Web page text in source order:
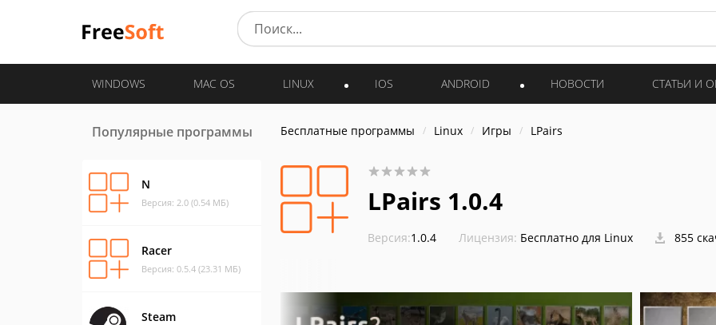
WINDOWS MAC OS LINUX IOS ANDROID НОВОСТИ СТАТЬИ И
Популярные программы
N
Версия: 2.0 (0.54 МБ)
Racer
Версия: 0.5.4 (23.31 МБ)
Steam
Бесплатные программы Linux Игры LPairs
LPairs 1.0.4
Версия:1.0.4 Лицензия: Бесплатно для Linux 855